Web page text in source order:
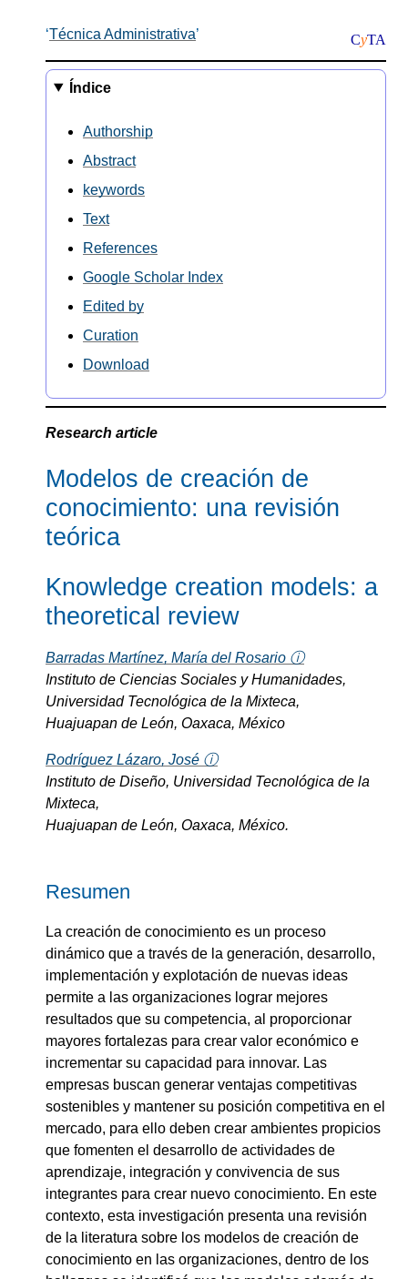
CyTA
Técnica Administrativa
Índice
Authorship
Abstract
keywords
Text
References
Google Scholar Index
Edited by
Curation
Download
Research article
Modelos de creación de
conocimiento: una revisión
teórica
Knowledge creation models: a
theoretical review
Barradas Martínez, María del Rosario ⓘ
Instituto de Ciencias Sociales y Humanidades,
Universidad Tecnológica de la Mixteca,
Huajuapan de León, Oaxaca, México
Rodríguez Lázaro, José ⓘ
Instituto de Diseño, Universidad Tecnológica de la
Mixteca,
Huajuapan de León, Oaxaca, México.
Resumen
La creación de conocimiento es un proceso
dinámico que a través de la generación, desarrollo,
implementación y explotación de nuevas ideas
permite a las organizaciones lograr mejores
resultados que su competencia, al proporcionar
mayores fortalezas para crear valor económico e
incrementar su capacidad para innovar. Las
empresas buscan generar ventajas competitivas
sostenibles y mantener su posición competitiva en el
mercado, para ello deben crear ambientes propicios
que fomenten el desarrollo de actividades de
aprendizaje, integración y convivencia de sus
integrantes para crear nuevo conocimiento. En este
contexto, esta investigación presenta una revisión
de la literatura sobre los modelos de creación de
conocimiento en las organizaciones, dentro de los